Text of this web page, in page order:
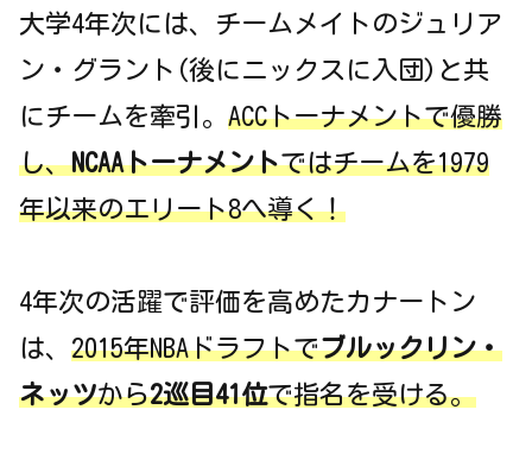
大学4年次には、チームメイトのジュリア
ン・グラント(後にニックスに入団)と共
にチームを牽引。 ACCトーナメントで優勝
し、NCAAトーナメントではチームを1979
年以来のエリート8へ導く！
4年次の活躍で評価を高めたカナートン
は、 2015年NBAドラフトでブルックリン・
ネッツから2巡目41位で指名を受ける。